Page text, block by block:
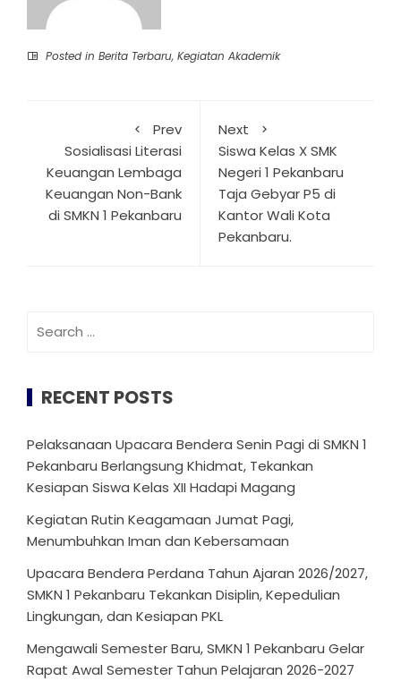
Posted in Berita Terbaru, Kegiatan Akademik
Prev
Sosialisasi Literasi
Keuangan Lembaga
Keuangan Non-Bank
di SMKN 1 Pekanbaru
Next
Siswa Kelas X SMK
Negeri 1 Pekanbaru
Taja Gebyar P5 di
Kantor Wali Kota
Pekanbaru.
for:
RECENT POSTS
Pelaksanaan Upacara Bendera Senin Pagi di SMKN 1
Pekanbaru Berlangsung Khidmat, Tekankan
Kesiapan Siswa Kelas XII Hadapi Magang
Kegiatan Rutin Keagamaan Jumat Pagi,
Menumbuhkan Iman dan Kebersamaan
Upacara Bendera Perdana Tahun Ajaran 2026/2027,
SMKN 1 Pekanbaru Tekankan Disiplin, Kepedulian
Lingkungan, dan Kesiapan PKL
Mengawali Semester Baru, SMKN 1 Pekanbaru Gelar
Rapat Awal Semester Tahun Pelajaran 2026-2027